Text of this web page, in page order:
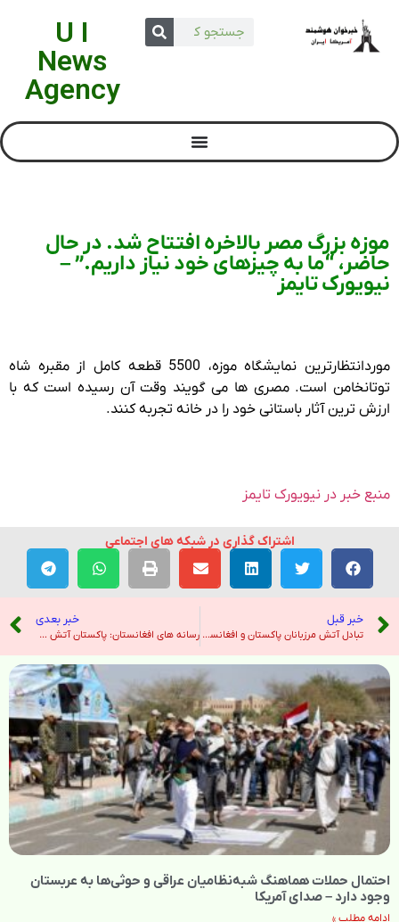
U I
News
Agency
موزه بزرگ مصر بالاخره افتتاح شد. در حال
حاضر، “ما به چیزهای خود نیاز داریم.” –
نیویورک تایمز
موردانتظارترین نمایشگاه موزه، 5500 قطعه کامل از مقبره شاه
توتانخامن است. مصری ها می گویند وقت آن رسیده است که با
ارزش ترین آثار باستانی خود را در خانه تجربه کنند.
منبع خبر در نیویورک تایمز
اشتراک گذاری در شبکه های اجتماعی
خبر قبل
تبادل آتش مرزبانان پاکستان و افغانستان همزمان با دور سوم مذاکرات در استانبول – خبرگزاری ایرنا
خبر بعدی
رسانه های افغانستان: پاکستان آتش بس را نقض می کند، به نیروهای مرزی افغانستان آتش می زند با آغاز دور سوم مذاکرات در استانبول – هندوستان امروز
احتمال حملات هماهنگ شبه‌نظامیان عراقی و حوثی‌ها به عربستان
وجود دارد – صدای آمریکا
ادامه مطلب »